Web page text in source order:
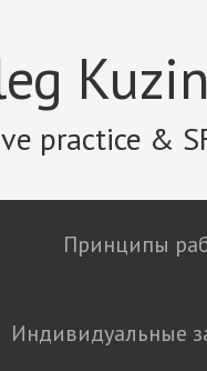
Kuzin
practice &
Принципы
Индивидуальные